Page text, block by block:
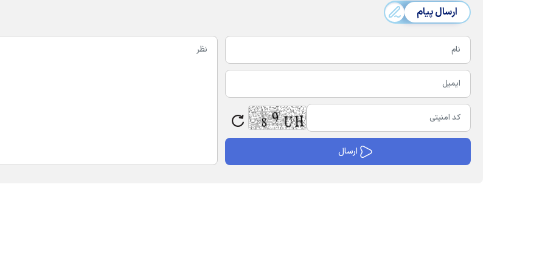
ارسال پیام